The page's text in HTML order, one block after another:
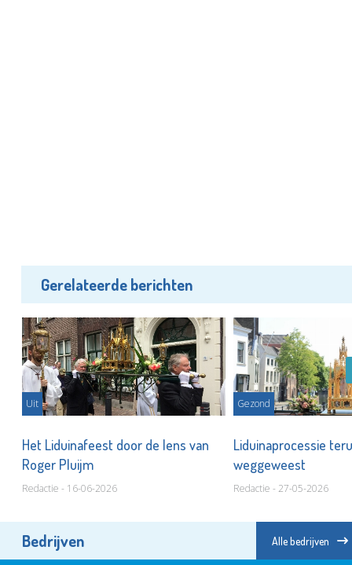
Gerelateerde berichten
Uit
Het Liduinafeest door de lens van
Roger Pluijm
Redactie - 16-06-2026
Gezond
Liduinaprocessie
weggeweest
Redactie - 27-05-2026
Bedrijven Alle bedrijven